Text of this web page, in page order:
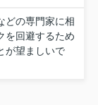
どの専門家に相
を回避するため
が望ましいで